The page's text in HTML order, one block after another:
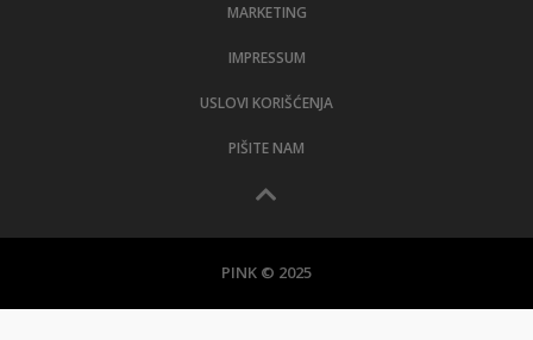
MARKETING
IMPRESSUM
USLOVI KORIŠĆENJA
PIŠITE NAM
PINK © 2025